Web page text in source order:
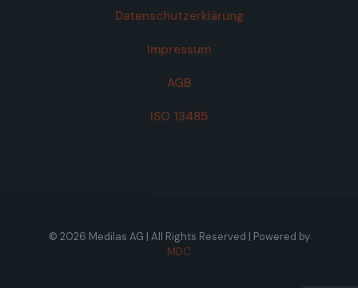
Datenschutzerklärung
Impressum
AGB
ISO 13485
© 2026 Medilas AG | All Rights Reserved | Powered by
MDC